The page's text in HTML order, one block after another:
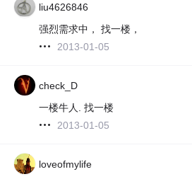
liu4626846
强烈需求中， 找一楼，
2013-01-05
check_D
一楼牛人. 找一楼
2013-01-05
loveofmylife